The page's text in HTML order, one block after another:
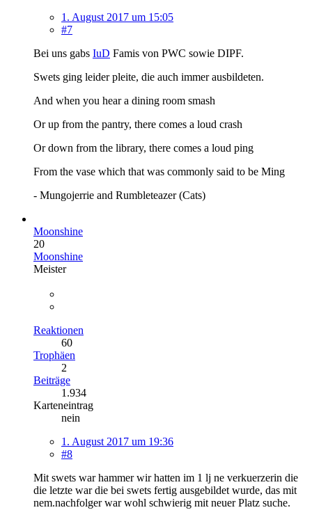
1. August 2017 um 15:05
#7
Bei uns gabs IuD Famis von PWC sowie DIPF.
Swets ging leider pleite, die auch immer ausbildeten.
And when you hear a dining room smash
Or up from the pantry, there comes a loud crash
Or down from the library, there comes a loud ping
From the vase which that was commonly said to be Ming
- Mungojerrie and Rumbleteazer (Cats)
Moonshine
20
Moonshine
Meister
Reaktionen
60
Trophäen
2
Beiträge
1.934
Karteneintrag
nein
1. August 2017 um 19:36
#8
Mit swets war hammer wir hatten im 1 lj ne verkuerzerin die
die letzte war die bei swets fertig ausgebildet wurde, das mit
nem.nachfolger war wohl schwierig mit neuer Platz suche.